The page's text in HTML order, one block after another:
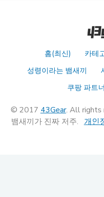
홈(최신) 카테
성령이라는 뱀새끼
쿠팡 파트
© 2017 43Gear. All rights
뱀새끼가 진짜 저주. 개인